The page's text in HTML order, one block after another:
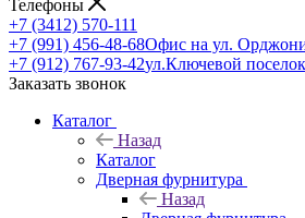
Телефоны
+7 (3412) 570-111
+7 (991) 456-48-68Офис на ул.
+7 (912) 767-93-42ул.Ключевой
Заказать звонок
Каталог
Назад
Каталог
Дверная фурнитура
Назад